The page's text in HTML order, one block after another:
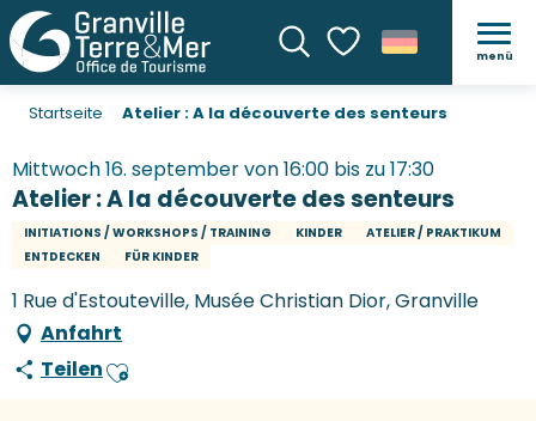
SucheVoir les favoris
menü
Startseite Atelier : A la découverte des senteurs
Mittwoch 16. september von 16:00 bis zu 17:30
Atelier : A la découverte des senteurs
INITIATIONS / WORKSHOPS / TRAINING KINDER
ATELIER / PRAKTIKUM
ENTDECKEN
FÜR KINDER
1 Rue d'Estouteville, Musée Christian Dior, Granville
Anfahrt
TeilenAjouter aux favoris